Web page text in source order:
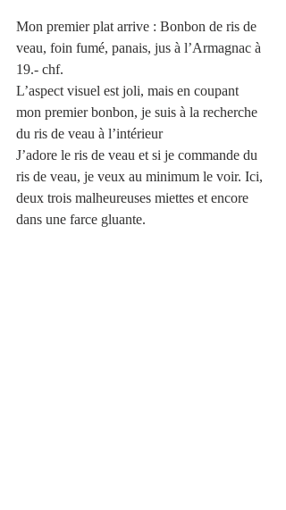
Mon premier plat arrive : Bonbon de ris de
veau, foin fumé, panais, jus à l’Armagnac à
19.- chf.
L’aspect visuel est joli, mais en coupant
mon premier bonbon, je suis à la recherche
du ris de veau à l’intérieur
J’adore le ris de veau et si je commande du
ris de veau, je veux au minimum le voir. Ici,
deux trois malheureuses miettes et encore
dans une farce gluante.